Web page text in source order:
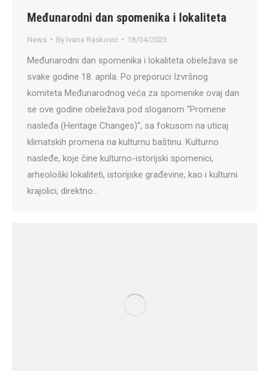
Međunarodni dan spomenika i lokaliteta
News By Ivana Raskovic 18/04/2023
Međunarodni dan spomenika i lokaliteta obeležava se
svake godine 18. aprila. Po preporuci Izvršnog
komiteta Međunarodnog veća za spomenike ovaj dan
se ove godine obeležava pod sloganom “Promene
nasleđa (Heritage Changes)”, sa fokusom na uticaj
klimatskih promena na kulturnu baštinu. Kulturno
nasleđe, koje čine kulturno-istorijski spomenici,
arheološki lokaliteti, istorijske građevine, kao i kulturni
krajolici, direktno…